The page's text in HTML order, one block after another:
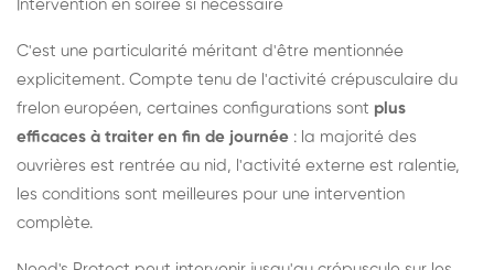
Intervention en soirée si nécessaire
C'est une particularité méritant d'être mentionnée
explicitement. Compte tenu de l'activité crépusculaire du
frelon européen, certaines configurations sont plus
efficaces à traiter en fin de journée : la majorité des
ouvrières est rentrée au nid, l'activité externe est ralentie,
les conditions sont meilleures pour une intervention
complète.